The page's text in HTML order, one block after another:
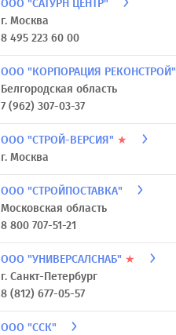
ООО "САТУРН ЦЕНТР"
г. Москва
8 495 223 60 00
ООО "КОРПОРАЦИЯ РЕКОНСТРОЙ"
Белгородская область
7 (962) 307-03-37
ООО "СТРОЙ-ВЕРСИЯ" ★
г. Москва
ООО "СТРОЙПОСТАВКА"
Московская область
8 800 707-51-21
ООО "УНИВЕРСАЛСНАБ" ★
г. Санкт-Петербург
8 (812) 677-05-57
ООО "ССК"